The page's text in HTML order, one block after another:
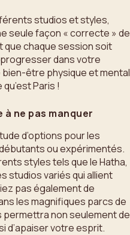
studios et styles,
seule façon « correcte » de
que chaque session soit
dans votre
être physique et mental
Paris !
ne pas manquer
d’options pour les
ou expérimentés.
styles tels que le Hatha,
studios variés qui allient
pas également de
les magnifiques parcs de
permettra non seulement de
d’apaiser votre esprit.